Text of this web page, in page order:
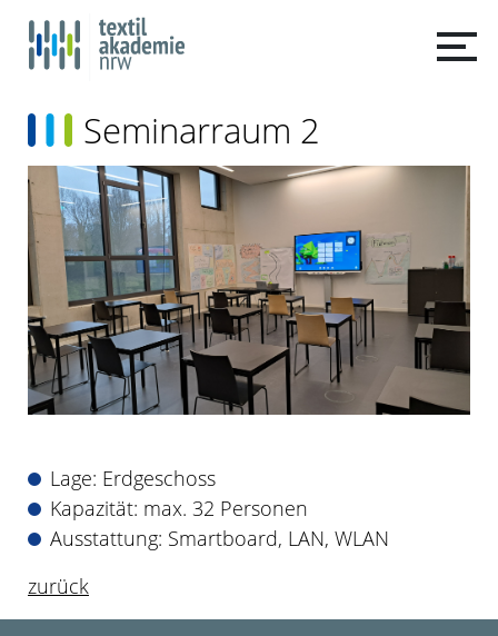
Seminarraum 2
Lage: Erdgeschoss
Kapazität: max. 32 Personen
Ausstattung: Smartboard, LAN, WLAN
zurück